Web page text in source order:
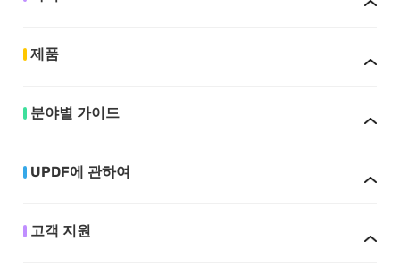
제품
분야별 가이드
UPDF에 관하여
고객 지원